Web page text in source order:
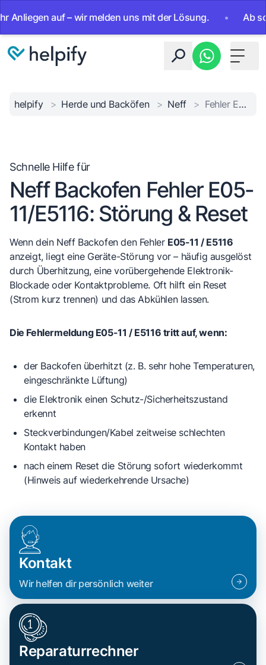
auf – wir melden uns mit der Lösung. • Ab sofort
Toggle
helpify > Herde und Backöfen > Neff > Fehler E05-11/E5116
Schnelle Hilfe für
Neff Backofen Fehler E05-
11/E5116: Störung & Reset
Wenn dein Neff Backofen den Fehler E05-11 / E5116
anzeigt, liegt eine Geräte-Störung vor – häufig ausgelöst
durch Überhitzung, eine vorübergehende Elektronik-
Blockade oder Kontaktprobleme. Oft hilft ein Reset
(Strom kurz trennen) und das Abkühlen lassen.
Die Fehlermeldung E05-11 / E5116 tritt auf, wenn:
der Backofen überhitzt (z. B. sehr hohe Temperaturen,
eingeschränkte Lüftung)
die Elektronik einen Schutz-/Sicherheitszustand
erkennt
Steckverbindungen/Kabel zeitweise schlechten
Kontakt haben
nach einem Reset die Störung sofort wiederkommt
(Hinweis auf wiederkehrende Ursache)
Kontakt
Wir helfen dir persönlich weiter
Reparaturrechner